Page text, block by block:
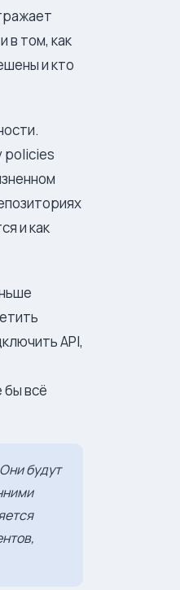
в том, как
и кто
policies
и как
API,
бы всё
будут